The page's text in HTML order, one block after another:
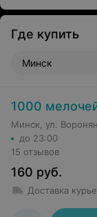
Где купить
Минск
1000
Минск, ул.
до 23:00
15 отзывов
160 руб.
Доставка